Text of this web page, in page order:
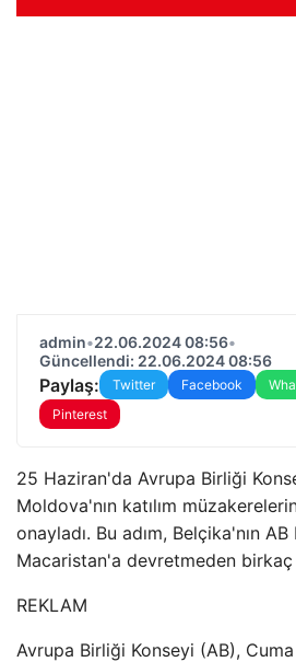
admin•22.06.2024 08:56•
Güncellendi: 22.06.2024 08:56
Paylaş: Twitter Facebook
Pinterest
25 Haziran'da Avrupa Birliği
Moldova'nın katılım
onayladı. Bu adım, Belçika'nın AB
Macaristan'a devretmeden
REKLAM
Avrupa Birliği Konseyi (AB),